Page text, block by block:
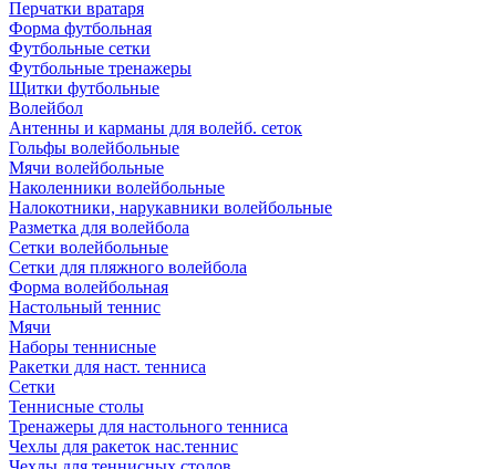
Перчатки вратаря
Форма футбольная
Футбольные сетки
Футбольные тренажеры
Щитки футбольные
Волейбол
Антенны и карманы для волейб. сеток
Гольфы волейбольные
Мячи волейбольные
Наколенники волейбольные
Налокотники, нарукавники волейбольные
Разметка для волейбола
Сетки волейбольные
Сетки для пляжного волейбола
Форма волейбольная
Настольный теннис
Мячи
Наборы теннисные
Ракетки для наст. тенниса
Сетки
Теннисные столы
Тренажеры для настольного тенниса
Чехлы для ракеток нас.теннис